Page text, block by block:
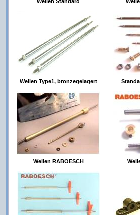
Wellen Type1, bronzegelagert
Wellen RABOESCH